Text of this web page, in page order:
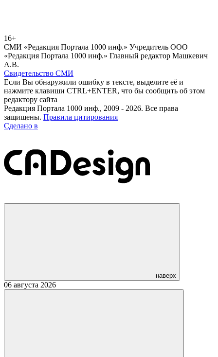
16+
СМИ «Редакция Портала 1000 инф.» Учредитель ООО
«Редакция Портала 1000 инф.» Главный редактор Машкевич
А.В.
Свидетельство СМИ
Если Вы обнаружили ошибку в тексте, выделите её и
нажмите клавиши CTRL+ENTER, что бы сообщить об этом
редактору сайта
Редакция Портала 1000 инф., 2009 - 2026. Все права
защищены. Правила цитирования
Сделано в
наверх
06 августа 2026